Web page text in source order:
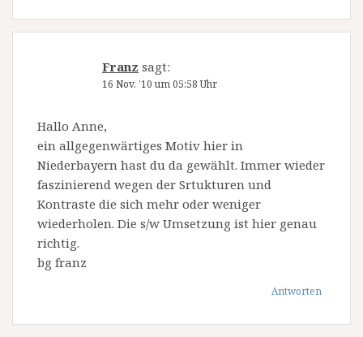
Franz sagt:
16 Nov. ’10 um 05:58 Uhr
Hallo Anne,
ein allgegenwärtiges Motiv hier in
Niederbayern hast du da gewählt. Immer wieder
faszinierend wegen der Srtukturen und
Kontraste die sich mehr oder weniger
wiederholen. Die s/w Umsetzung ist hier genau
richtig.
bg franz
Antworten